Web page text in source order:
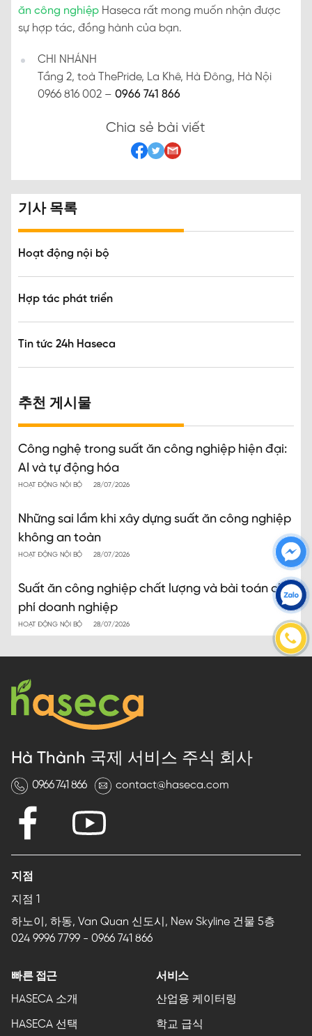
ăn công nghiệp Haseca rất mong muốn nhận được
sự hợp tác, đồng hành của bạn.
CHI NHÁNH
Tầng 2, toà ThePride, La Khê, Hà Đông, Hà Nội
0966 816 002 – 0966 741 866
Chia sẻ bài viết
기사 목록
Hoạt động nội bộ
Hợp tác phát triển
Tin tức 24h Haseca
추천 게시물
Công nghệ trong suất ăn công nghiệp hiện đại:
AI và tự động hóa
HOẠT ĐỘNG NỘI BỘ 28/07/2026
Những sai lầm khi xây dựng suất ăn công nghiệp
không an toàn
HOẠT ĐỘNG NỘI BỘ 28/07/2026
Suất ăn công nghiệp chất lượng và bài toán chi
phí doanh nghiệp
HOẠT ĐỘNG NỘI BỘ 28/07/2026
Hà Thành 국제 서비스 주식 회사
0966 741 866 contact@haseca.com
지점
지점 1
하노이, 하동, Van Quan 신도시, New Skyline 건물 5층
024 9996 7799 - 0966 741 866
빠른 접근
HASECA 소개
HASECA 선택
서비스
산업용 케이터링
학교 급식